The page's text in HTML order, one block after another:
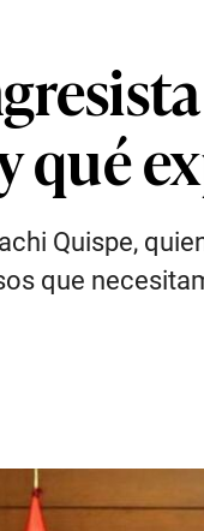
qué
Quispe,
que